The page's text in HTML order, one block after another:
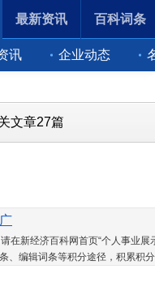
讯 企业动态
最新资讯 百科词条
文章27篇
在新经济百科网首页“个人事业
、编辑词条等积分途径，积累积